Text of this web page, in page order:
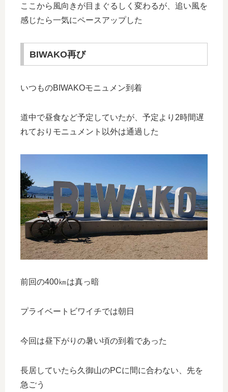
ここから風向きが目まぐるしく変わるが、追い風を
感じたら一気にペースアップした
BIWAKO再び
いつものBIWAKOモニュメン到着
道中で昼食など予定していたが、予定より2時間遅
れておりモニュメント以外は通過した
前回の400㎞は真っ暗
プライベートビワイチでは朝日
今回は昼下がりの暑い頃の到着であった
長居していたら久御山のPCに間に合わない、先を
急ごう